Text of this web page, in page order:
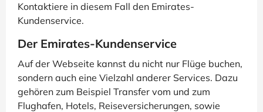
Kontaktiere in diesem Fall den Emirates-
Kundenservice.
Der Emirates-Kundenservice
Auf der Webseite kannst du nicht nur Flüge buchen,
sondern auch eine Vielzahl anderer Services. Dazu
gehören zum Beispiel Transfer vom und zum
Flughafen, Hotels, Reiseversicherungen, sowie